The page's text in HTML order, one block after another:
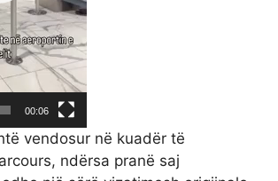
00:06
vendosur në kuadër të
ndërsa pranë saj